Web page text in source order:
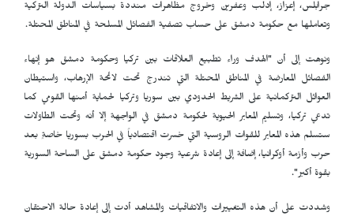
جرابلس، إعزاز، إدلب وعفرين وخروج مظاهرات منددة بسياسات الدولة التركية
وتعاملها مع حكومة دمشق على حساب تصفية الفصائل المسلحة في المناطق المحتلة.
ونوهت إلى أن "الهدف وراء تطبيع العلاقات بين تركيا وحكومة دمشق هو إنهاء
الفصائل المعارضة في المناطق المحتلة التي تندرج تحت لائحة الإرهاب، واستيطان
العوائل التركمانية على الشريط الحدودي بين سوريا وتركيا لحماية أمنها القومي كما
تدعي تركيا، وتسليم المعابر الحيوية لحكومة دمشق في الواجهة إلا أنه وتحت الطاولات
ستسلم هذه المعابر للقوات الروسية التي خسرت اقتصادياً في الحرب بسوريا خاصةٍ بعد
حرب وأزمة أوكرانيا، إضافة إلى إعادة شرعية وجود حكومة دمشق على الساحة السورية
بقوة أكبر".
وشددت على أن هذه التغييرات والاتفاقيات والمشاهد أدت إلى إعادة حالة الاحتقان